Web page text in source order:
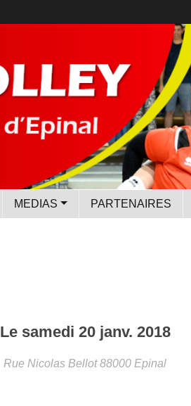
MEDIAS PARTENAIRES
Le samedi 20 janv. 2018
Rue Nicolas Bellot 88000 Epinal